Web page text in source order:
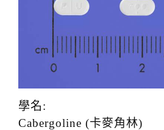
學名:
Cabergoline (卡麥角林)